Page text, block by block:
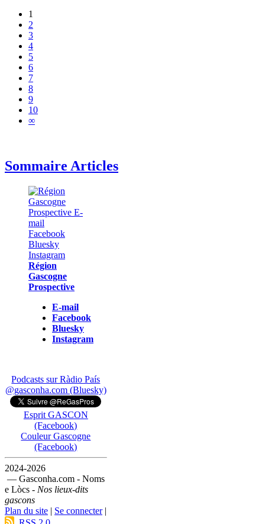
1
2
3
4
5
6
7
8
9
10
∞
Sommaire Articles
Région
Gascogne
Prospective
E-mail
Facebook
Bluesky
Instagram
Podcasts sur Ràdio País
@gasconha.com (Bluesky)
Esprit GASCON
(Facebook)
Couleur Gascogne
(Facebook)
2024-2026
— Gasconha.com - Noms
e Lòcs - Nos lieux-dits
gascons
Plan du site | Se connecter|